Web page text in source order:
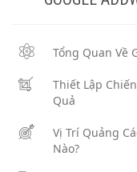
Tổng Quan Về
Thiết Lập
Quả
Vị Trí Quảng
Nào?